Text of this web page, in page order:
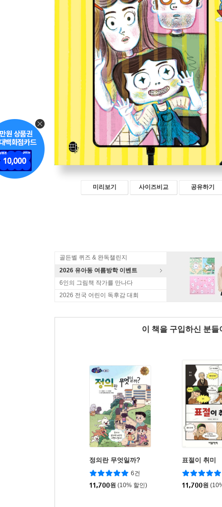
미리보기 사이즈비교 공유하기
골든벨 퀴즈 & 완독챌린지
2026 유아동 여름방학 이벤트
6인의 그림책 작가를 만나다
2026 전국 어린이 독후감 대회
이 책을 구입하신 분
정의란 무엇일까?
6건
11,700원 (10% 할인)
표절이 취미
11,700원